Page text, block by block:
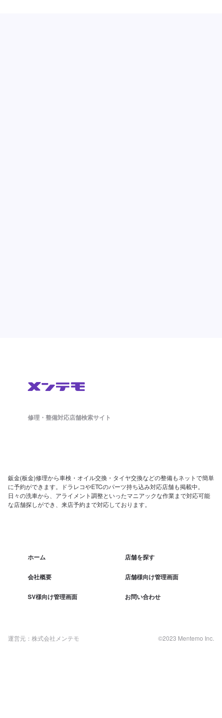
修理・整備対応店舗検索サイト
鈑金(板金)修理から車検・オイル交換・タイヤ交換などの整備もネットで簡単
に予約ができます。ドラレコやETCのパーツ持ち込み対応店舗も掲載中。
日々の洗車から、アライメント調整といったマニアックな作業まで対応可能
な店舗探しができ、来店予約まで対応しております。
ホーム 店舗を探す
会社概要 店舗様向け管理画面
SV様向け管理画面 お問い合わせ
運営元：株式会社メンテモ ©2023 Mentemo Inc.